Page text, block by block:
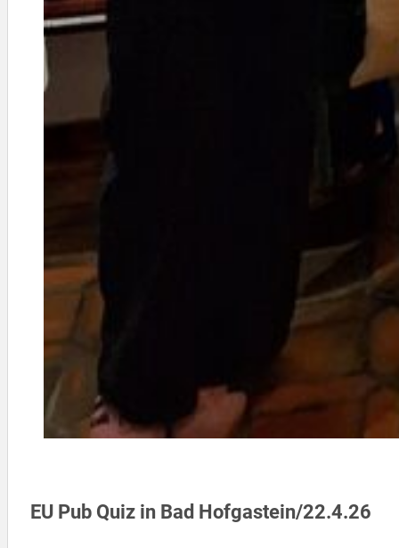
EU Pub Quiz in Bad Hofgastein/22.4.26